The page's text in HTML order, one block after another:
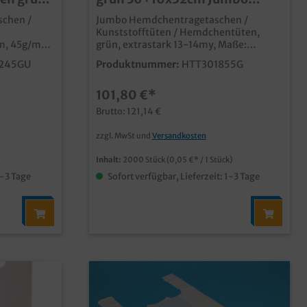
/
45g/m²
für den
zu
individuell
Tage
2.000St
Jumbo Hemdchentragetaschen /
Kunststofftüten / Hemdchentüten,
grün, extrastark 13-14my, Maße:
30+16x52cm 2.000 Stück im Karton
günstig und dennoch qualitativ und
Lebensmittelhandel oder Imbiss<15my
nicht vom Kuntstofftütenverbot
betroffen auch in anderen Farben oder
mit verschiedenen Neutraldrucken
erhältlich individuelle Drucke ab
50.000 Stück möglich, fragen Sie
unseren Kundenservice nach einem
Angebot
Produktnummer: HTT301855G
101,80 €*
Brutto: 121,14 €
zzgl. MwSt und Versandkosten
Inhalt: 2000 Stück (0,05 €* / 1 Stück)
Sofort verfügbar, Lieferzeit: 1-3 Tage